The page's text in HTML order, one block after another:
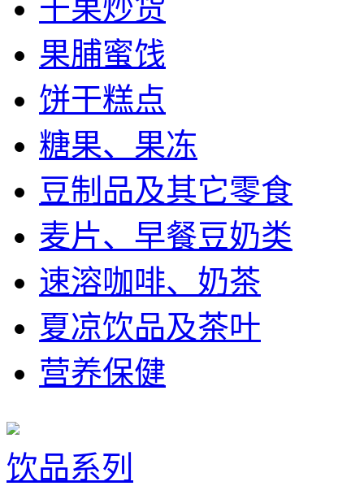
干果炒货
果脯蜜饯
饼干糕点
糖果、果冻
豆制品及其它零食
麦片、早餐豆奶类
速溶咖啡、奶茶
夏凉饮品及茶叶
营养保健
饮品系列